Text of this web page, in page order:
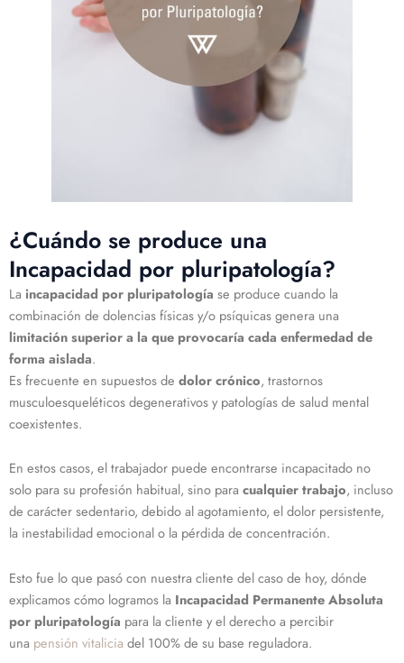
¿Cuándo se produce una
Incapacidad por pluripatología?
La incapacidad por pluripatología se produce cuando la
combinación de dolencias físicas y/o psíquicas genera una
limitación superior a la que provocaría cada enfermedad de
forma aislada.
Es frecuente en supuestos de dolor crónico, trastornos
musculoesqueléticos degenerativos y patologías de salud mental
coexistentes.
En estos casos, el trabajador puede encontrarse incapacitado no
solo para su profesión habitual, sino para cualquier trabajo, incluso
de carácter sedentario, debido al agotamiento, el dolor persistente,
la inestabilidad emocional o la pérdida de concentración.
Esto fue lo que pasó con nuestra cliente del caso de hoy, dónde
explicamos cómo logramos la Incapacidad Permanente Absoluta
por pluripatología para la cliente y el derecho a percibir
una pensión vitalicia del 100% de su base reguladora.